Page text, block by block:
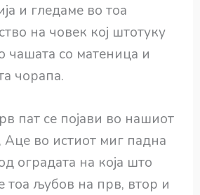
и гледаме во тоа
на човек кој штотуку
чашата со матеница и
чорапа.
пат се појави во нашиот
во истиот миг падна
оградата на која што
љубов на прв, втор и